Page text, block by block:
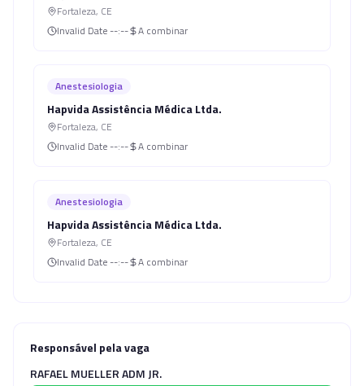
Fortaleza, CE
Invalid Date --:-- A combinar
Anestesiologia
Hapvida Assistência Médica Ltda.
Fortaleza, CE
Invalid Date --:-- A combinar
Anestesiologia
Hapvida Assistência Médica Ltda.
Fortaleza, CE
Invalid Date --:-- A combinar
Responsável pela vaga
RAFAEL MUELLER ADM JR.